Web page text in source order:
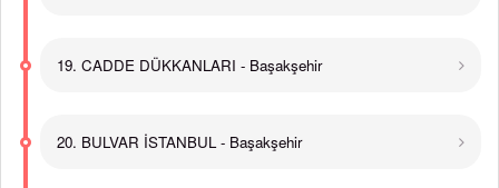
19. CADDE DÜKKANLARI - Başakşehir
20. BULVAR İSTANBUL - Başakşehir